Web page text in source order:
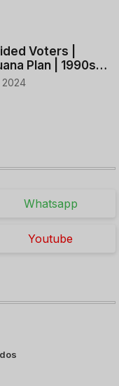
Voters |
Plan | 1990s
Robinson
2024
Whatsapp
Youtube